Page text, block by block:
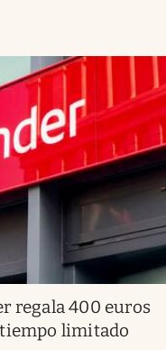
regala 400 euros
limitado